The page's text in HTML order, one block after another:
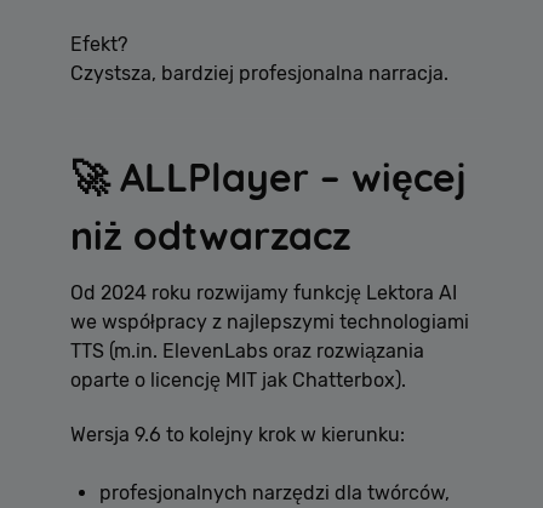
Efekt?
Czystsza, bardziej profesjonalna narracja.
🚀 ALLPlayer – więcej
niż odtwarzacz
Od 2024 roku rozwijamy funkcję Lektora AI
we współpracy z najlepszymi technologiami
TTS (m.in. ElevenLabs oraz rozwiązania
oparte o licencję MIT jak Chatterbox).
Wersja 9.6 to kolejny krok w kierunku:
profesjonalnych narzędzi dla twórców,